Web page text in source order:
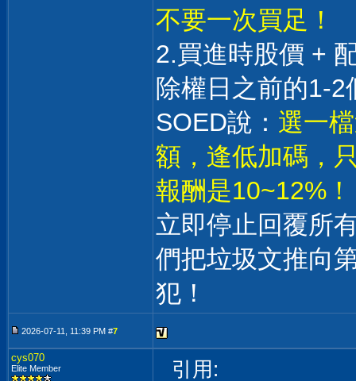
不要一次買足！
2.買進時股價 +
除權日之前的1-
SOED說： 選一
額，逢低加碼，
報酬是10~12%！
立即停止回覆所
們把垃圾文推向
犯！
2026-07-11, 11:39 PM #7
cys070
Elite Member 引用: